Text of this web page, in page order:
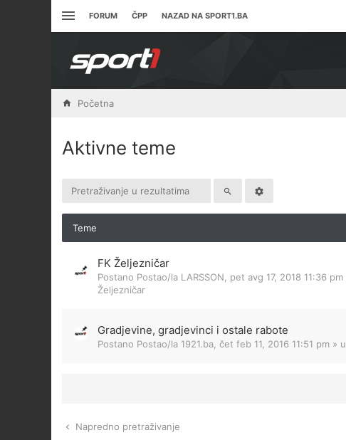
FORUM ČPP NAZAD NA SPORT1.BA
Početna
Aktivne teme
Teme
FK Željezničar
Postano Postao/la LARSSON pet avg 17, 2018 11:36 pm
Željezničar
Gradjevine, gradjevinci i ostale rabote
Postano Postao/la 1921.ba čet feb 11, 2016 11:51 pm » u
Napredno pretraživanje